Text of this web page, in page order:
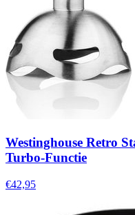
Westinghouse Retro
Turbo-Functie
€42,95